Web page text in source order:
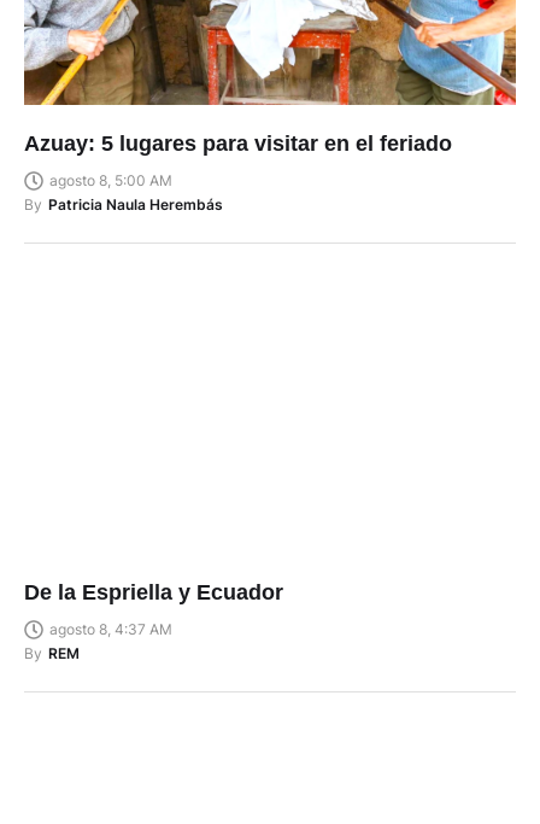
Azuay: 5 lugares para visitar en el feriado
agosto 8, 5:00 AM
By Patricia Naula Herembás
De la Espriella y Ecuador
agosto 8, 4:37 AM
By REM